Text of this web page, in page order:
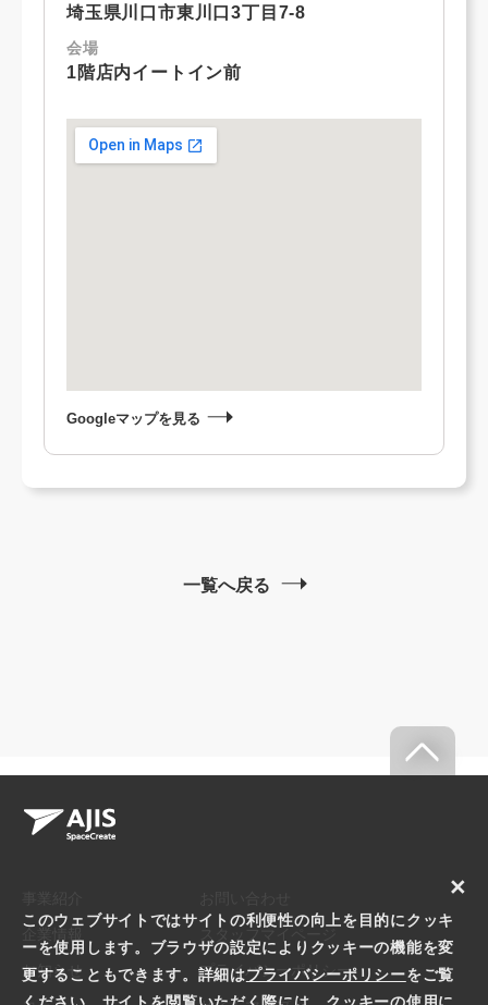
埼玉県川口市東川口3丁目7-8
会場
1階店内イートイン前
Googleマップを見る
一覧へ戻る
お知らせ プライバシーポリシー
このウェブサイトではサイトの利便性の向上を目的にクッキ
ーを使用します。ブラウザの設定によりクッキーの機能を変
更することもできます。詳細はプライバシーポリシーをご覧
×